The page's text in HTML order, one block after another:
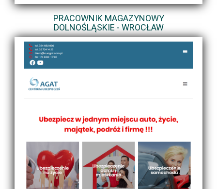
PRACOWNIK MAGAZYNOWY
DOLNOŚLĄSKIE - WROCŁAW